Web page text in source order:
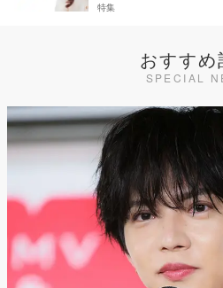
特集
おすすめ
SPECIAL